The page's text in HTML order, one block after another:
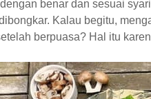
benar dan sesuai
Kalau begitu,
berpuasa? Hal itu